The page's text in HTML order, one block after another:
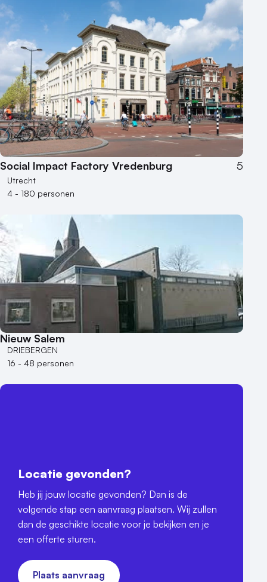
Social Impact Factory Vredenburg 5
Utrecht
4 - 180 personen
Nieuw Salem
DRIEBERGEN
16 - 48 personen
Locatie gevonden?
Heb jij jouw locatie gevonden? Dan is de
volgende stap een aanvraag plaatsen. Wij zullen
dan de geschikte locatie voor je bekijken en je
een offerte sturen.
Plaats aanvraag